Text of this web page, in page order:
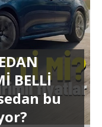
BELLİ
bu